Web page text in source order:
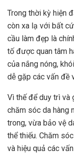
Trong thời kỳ hiện
còn xa lạ với bất
cầu làm đẹp là
tố được quan tâm
của nắng nóng,
dễ gặp các vấn đề
Vì thế để duy trì và
chăm sóc da hàng
trong, vừa bảo vệ
thể thiếu. Chăm
và hiệu quả các